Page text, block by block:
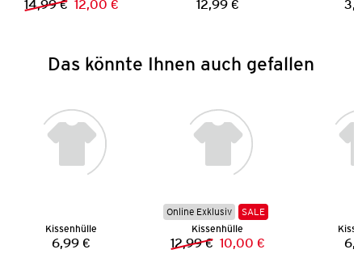
Vorheriger Preis:
14,99 € Neuer Preis:
12,00 € Preis:
12,99 €
Das könnte Ihnen auch gefallen
Kissenhülle
Preis:
6,99 €
Online Exklusiv
SALE
Kissenhülle
Vorheriger Preis:
12,99 € Neuer Preis:
10,00 €